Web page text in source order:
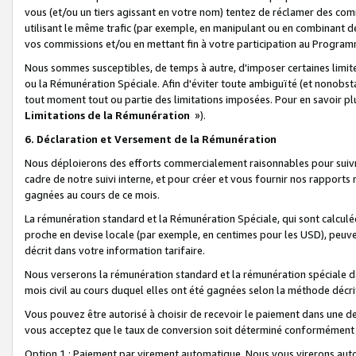
vous (et/ou un tiers agissant en votre nom) tentez de réclamer des
utilisant le même trafic (par exemple, en manipulant ou en combinant
vos commissions et/ou en mettant fin à votre participation au
Nous sommes susceptibles, de temps à autre, d'imposer certaines
ou la Rémunération Spéciale. Afin d'éviter toute ambiguïté (et
tout moment tout ou partie des limitations imposées. Pour en savoir
Limitations de la Rémunération »).
6. Déclaration et Versement de la Rémunération
Nous déploierons des efforts commercialement raisonnables pour
cadre de notre suivi interne, et pour créer et vous fournir nos
gagnées au cours de ce mois.
La rémunération standard et la Rémunération Spéciale, qui sont
proche en devise locale (par exemple, en centimes pour les USD),
décrit dans votre information tarifaire.
Nous verserons la rémunération standard et la rémunération spéciale
mois civil au cours duquel elles ont été gagnées selon la méthode
Vous pouvez être autorisé à choisir de recevoir le paiement dans une
vous acceptez que le taux de conversion soit déterminé
Option 1 : Paiement par virement automatique. Nous vous virerons